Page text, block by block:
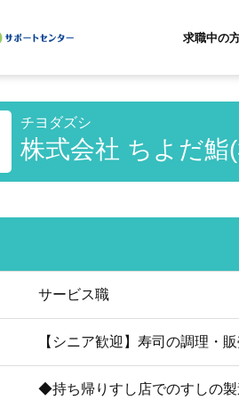
求職中の
チヨダズシ
株式会社 ちよだ鮨
サービス職
【シニア歓迎】寿司の調理・
◆持ち帰りすし店でのすしの製